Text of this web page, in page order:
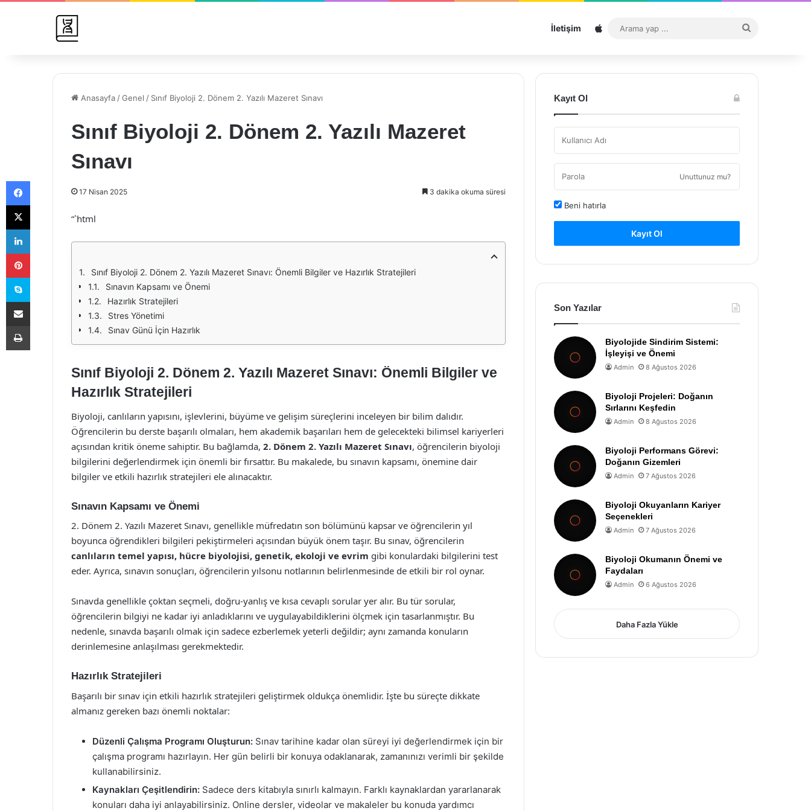
İletişim Sitemap
...
Anasayfa /Genel / Sınıf Biyoloji 2. Dönem 2. Yazılı Mazeret Sınavı
Sınıf Biyoloji 2. Dönem 2. Yazılı Mazeret
Sınavı
17 Nisan 2025 3 dakika okuma süresi
“`html
Sınıf Biyoloji 2. Dönem 2. Yazılı Mazeret Sınavı: Önemli Bilgiler ve Hazırlık Stratejileri
Sınavın Kapsamı ve Önemi
Hazırlık Stratejileri
Stres Yönetimi
Sınav Günü İçin Hazırlık
Sınıf Biyoloji 2. Dönem 2. Yazılı Mazeret Sınavı: Önemli Bilgiler ve
Hazırlık Stratejileri
Biyoloji, canlıların yapısını, işlevlerini, büyüme ve gelişim süreçlerini inceleyen bir bilim dalıdır.
Öğrencilerin bu derste başarılı olmaları, hem akademik başarıları hem de gelecekteki bilimsel kariyerleri
açısından kritik öneme sahiptir. Bu bağlamda, 2. Dönem 2. Yazılı Mazeret Sınavı, öğrencilerin biyoloji
bilgilerini değerlendirmek için önemli bir fırsattır. Bu makalede, bu sınavın kapsamı, önemine dair
bilgiler ve etkili hazırlık stratejileri ele alınacaktır.
Sınavın Kapsamı ve Önemi
2. Dönem 2. Yazılı Mazeret Sınavı, genellikle müfredatın son bölümünü kapsar ve öğrencilerin yıl
boyunca öğrendikleri bilgileri pekiştirmeleri açısından büyük önem taşır. Bu sınav, öğrencilerin
canlıların temel yapısı, hücre biyolojisi, genetik, ekoloji ve evrim gibi konulardaki bilgilerini test
eder. Ayrıca, sınavın sonuçları, öğrencilerin yılsonu notlarının belirlenmesinde de etkili bir rol oynar.
Sınavda genellikle çoktan seçmeli, doğru-yanlış ve kısa cevaplı sorular yer alır. Bu tür sorular,
öğrencilerin bilgiyi ne kadar iyi anladıklarını ve uygulayabildiklerini ölçmek için tasarlanmıştır. Bu
nedenle, sınavda başarılı olmak için sadece ezberlemek yeterli değildir; aynı zamanda konuların
derinlemesine anlaşılması gerekmektedir.
Hazırlık Stratejileri
Başarılı bir sınav için etkili hazırlık stratejileri geliştirmek oldukça önemlidir. İşte bu süreçte dikkate
almanız gereken bazı önemli noktalar:
Düzenli Çalışma Programı Oluşturun: Sınav tarihine kadar olan süreyi iyi değerlendirmek için bir
çalışma programı hazırlayın. Her gün belirli bir konuya odaklanarak, zamanınızı verimli bir şekilde
kullanabilirsiniz.
Kaynakları Çeşitlendirin: Sadece ders kitabıyla sınırlı kalmayın. Farklı kaynaklardan yararlanarak
konuları daha iyi anlayabilirsiniz. Online dersler, videolar ve makaleler bu konuda yardımcı
Kayıt Ol
Unuttunuz mu?
Beni hatırla
Kayıt Ol
Son Yazılar
Biyolojide Sindirim Sistemi:
İşleyişi ve Önemi
Admin 8 Ağustos 2026
Biyoloji Projeleri: Doğanın
Sırlarını Keşfedin
Admin 8 Ağustos 2026
Biyoloji Performans Görevi:
Doğanın Gizemleri
Admin 7 Ağustos 2026
Biyoloji Okuyanların Kariyer
Seçenekleri
Admin 7 Ağustos 2026
Biyoloji Okumanın Önemi ve
Faydaları
Admin 6 Ağustos 2026
Daha Fazla Yükle
Facebook
X
LinkedIn
Pinterest
Skype
E-Posta ile paylaş